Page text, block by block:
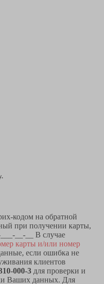
кодом на обратной
при получении карты,
__-__ В случае
карты и/или номер
если ошибка не
клиентов
000-3 для проверки и
Ваших данных. Для